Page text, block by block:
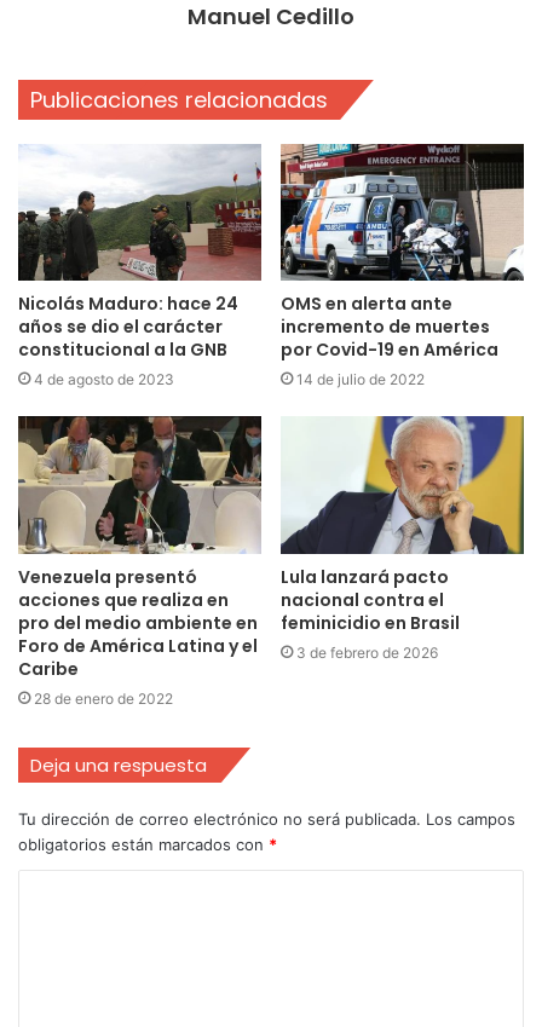
Manuel Cedillo
Publicaciones relacionadas
Nicolás Maduro: hace 24
años se dio el carácter
constitucional a la GNB
4 de agosto de 2023
OMS en alerta ante
incremento de muertes
por Covid-19 en América
14 de julio de 2022
Venezuela presentó
acciones que realiza en
pro del medio ambiente en
Foro de América Latina y el
Caribe
28 de enero de 2022
Lula lanzará pacto
nacional contra el
feminicidio en Brasil
3 de febrero de 2026
Deja una respuesta
Tu dirección de correo electrónico no será publicada. Los campos
obligatorios están marcados con *